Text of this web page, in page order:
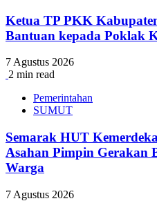
Ketua TP PKK
Bantuan kepada Poklak
7 Agustus 2026
2 min read
Pemerintahan
SUMUT
Semarak HUT
Asahan Pimpin Gerakan
Warga
7 Agustus 2026